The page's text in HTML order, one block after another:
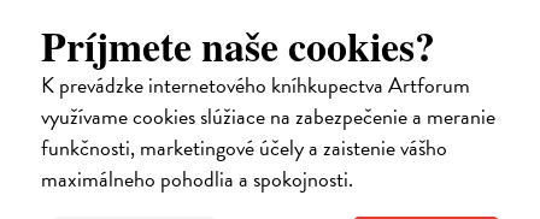
Príjmete naše cookies?
K prevádzke internetového kníhkupectva Artforum
využívame cookies slúžiace na zabezpečenie a meranie
funkčnosti, marketingové účely a zaistenie vášho
maximálneho pohodlia a spokojnosti.
Město a jeho nejisté zdi
Murakami Haruki
| Elektronická kniha
Město a jeho nejisté zdi – dlouho očekávaný román Harukiho
Murakamiho volně navazuje na autorovu starší novelu z roku 1980 a